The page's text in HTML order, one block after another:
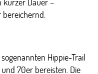
bereichernd.
Hippie-Trail
70er bereisten. Die